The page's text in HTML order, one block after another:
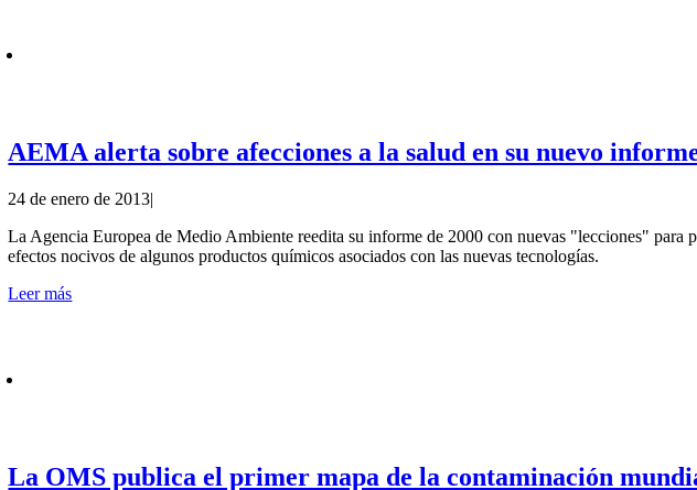
AEMA alerta sobre afecciones a la salud en su nuevo
24 de enero de 2013|
La Agencia Europea de Medio Ambiente reedita su informe de 2000 con nuevas "lecciones" para
efectos nocivos de algunos productos químicos asociados con las nuevas tecnologías.
Leer más
La OMS publica el primer mapa de la contaminación